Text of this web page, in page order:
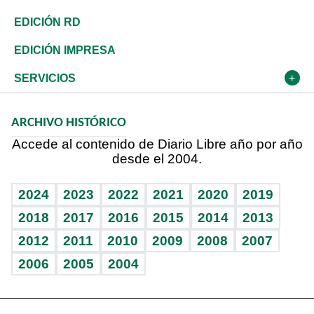
Ocenanía
Caribe
Resto del mundo
Telecom.
Global y variable
Economía personal
Sociales
Novedades
Podcast Arte Libre
Vida y familia
Eñe
Celebrando la vida
Sin complejos
En pocas palabras
Tenis
Olimpismo
Más deportes
BRV
TBT Deportivo
En Directo
Frente al Statu Quo
El Espía
Más firmas
Historia
Despertando al gigante
Cambio climático
Revista
Deportes
Opinión
Hecho en casa
Guía del dinero
EDICIÓN RD
EDICIÓN IMPRESA
SERVICIOS
Cumpleaños
Horóscopos
ARCHIVO HISTÓRICO
Accede al contenido de Diario Libre año por año
desde el 2004.
2024 2023 2022 2021 2020
2019
2018
2017 2016 2015 2014
2013
2012
2011 2010 2009 2008
2007
2006
2005 2004